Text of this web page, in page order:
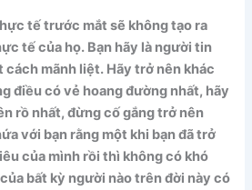
tế trước mắt sẽ không tạo ra
tế của họ. Bạn hãy là người tin
cách mãnh liệt. Hãy trở nên khác
điều có vẻ hoang đường nhất, hãy
rồ nhất, đừng cố gắng trở nên
với bạn rằng một khi bạn đã trở
của mình rồi thì không có khó
bất kỳ người nào trên đời này có